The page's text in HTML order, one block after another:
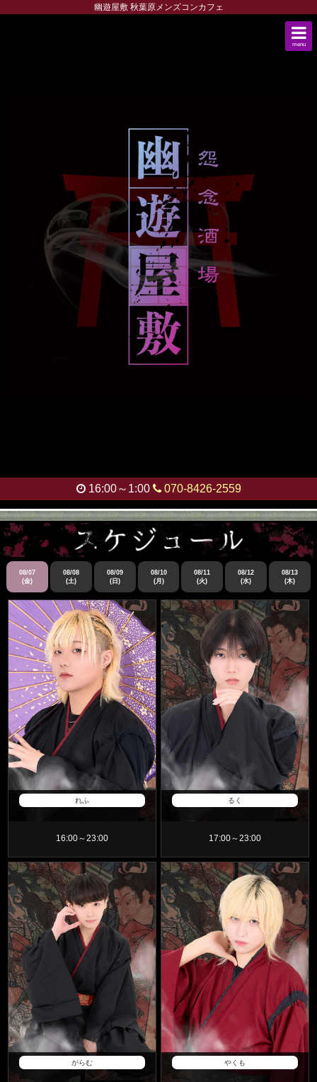
幽遊屋敷 秋葉原メンズコンカフェ
16:00～1:00 070-8426-2559
menu
幽
遊
屋
敷
秋
葉
原
メ
ン
ズ
コ
ン
カ
ェ
の
ス
ケ
ジ
ュ
ー
ル
一
覧
08/07
(金)
08/08
(土)
08/09
(日)
08/10
(月)
08/11
(火)
08/12
(水)
08/13
(木)
れふ
16:00～23:00
るく
17:00～23:00
がらむ やくも